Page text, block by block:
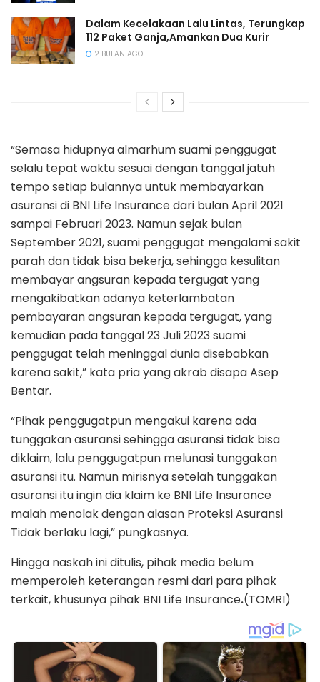
Dalam Kecelakaan Lalu Lintas, Terungkap
112 Paket Ganja,Amankan Dua Kurir
2 BULAN AGO
“Semasa hidupnya almarhum suami penggugat
selalu tepat waktu sesuai dengan tanggal jatuh
tempo setiap bulannya untuk membayarkan
asuransi di BNI Life Insurance dari bulan April 2021
sampai Februari 2023. Namun sejak bulan
September 2021, suami penggugat mengalami sakit
parah dan tidak bisa bekerja, sehingga kesulitan
membayar angsuran kepada tergugat yang
mengakibatkan adanya keterlambatan
pembayaran angsuran kepada tergugat, yang
kemudian pada tanggal 23 Juli 2023 suami
penggugat telah meninggal dunia disebabkan
karena sakit,” kata pria yang akrab disapa Asep
Bentar.
“Pihak penggugatpun mengakui karena ada
tunggakan asuransi sehingga asuransi tidak bisa
diklaim, lalu penggugatpun melunasi tunggakan
asuransi itu. Namun mirisnya setelah tunggakan
asuransi itu ingin dia klaim ke BNI Life Insurance
malah menolak dengan alasan Proteksi Asuransi
Tidak berlaku lagi,” pungkasnya.
Hingga naskah ini ditulis, pihak media belum
memperoleh keterangan resmi dari para pihak
terkait, khusunya pihak BNI Life Insurance.(TOMRI)